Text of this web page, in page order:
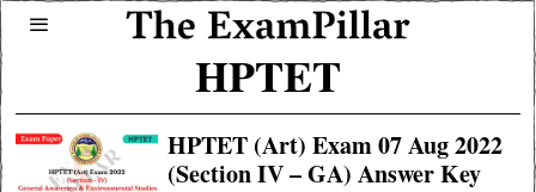
HPTET
HPTET (Art) Exam 07 Aug 2022
(Section IV – GA) Answer Key